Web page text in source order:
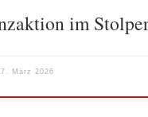
im
März 2026